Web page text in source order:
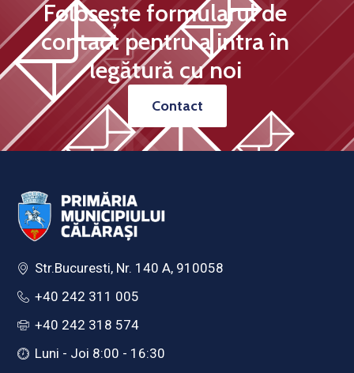
Folosește formularul de
contact pentru a intra în
legătură cu noi
Contact
Str.Bucuresti, Nr. 140 A, 910058
+40 242 311 005
+40 242 318 574
Luni - Joi 8:00 - 16:30